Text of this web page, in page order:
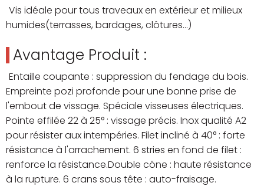
Vis idéale pour tous traveaux en extérieur et milieux
humides(terrasses, bardages, clôtures…)
Avantage Produit :
Entaille coupante : suppression du fendage du bois.
Empreinte pozi profonde pour une bonne prise de
l'embout de vissage. Spéciale visseuses électriques.
Pointe effilée 22 à 25° : vissage précis. Inox qualité A2
pour résister aux intempéries. Filet incliné à 40° : forte
résistance à l'arrachement. 6 stries en fond de filet :
renforce la résistance.Double cône : haute résistance
à la rupture. 6 crans sous tête : auto-fraisage.